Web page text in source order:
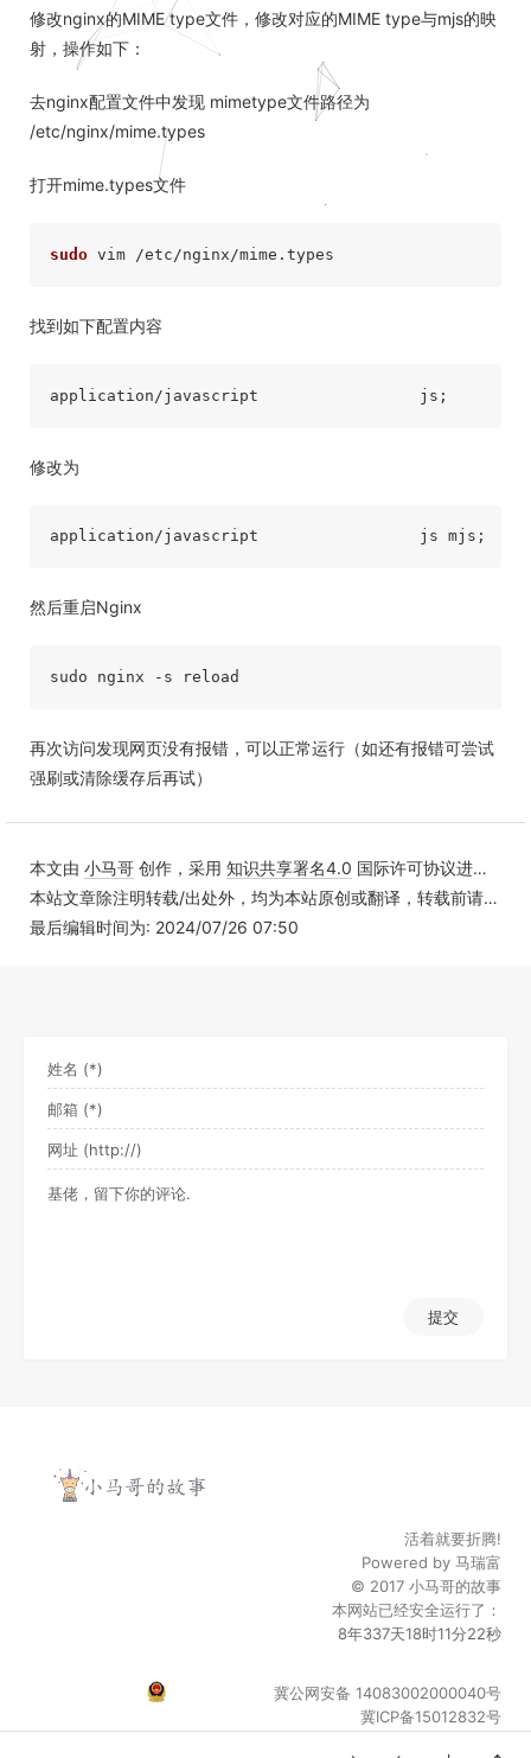
修改nginx的MIME type文件，修改对应的MIME type与mjs的映
射，操作如下：
去nginx配置文件中发现 mimetype文件路径为
/etc/nginx/mime.types
打开mime.types文件
sudo
找到如下配置内容
修改为
然后重启Nginx
sudo nginx -s
再次访问发现网页没有报错，可以正常运行（如还有报错可尝试
强刷或清除缓存后再试）
本文由 小马哥 创作，采用 知识共享署名4.0 国际许可协议进行许可
本站文章除注明转载/出处外，均为本站原创或翻译，转载前请务必署名
最后编辑时间为: 2024/07/26 07:50
提交
活着就要折腾!
Powered by 马瑞富
© 2017 小马哥的故事
本网站已经安全运行了：
8年337天18时11分22秒
冀公网安备 14083002000040号
冀ICP备15012832号